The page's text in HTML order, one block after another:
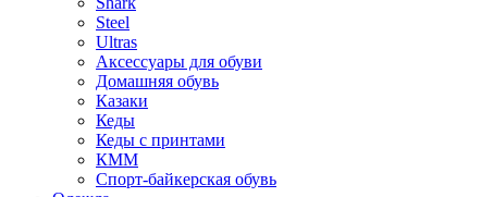
Steel
Ultras
Аксессуары для обуви
Домашняя обувь
Казаки
Кеды
Кеды с принтами
КММ
Спорт-байкерская обувь